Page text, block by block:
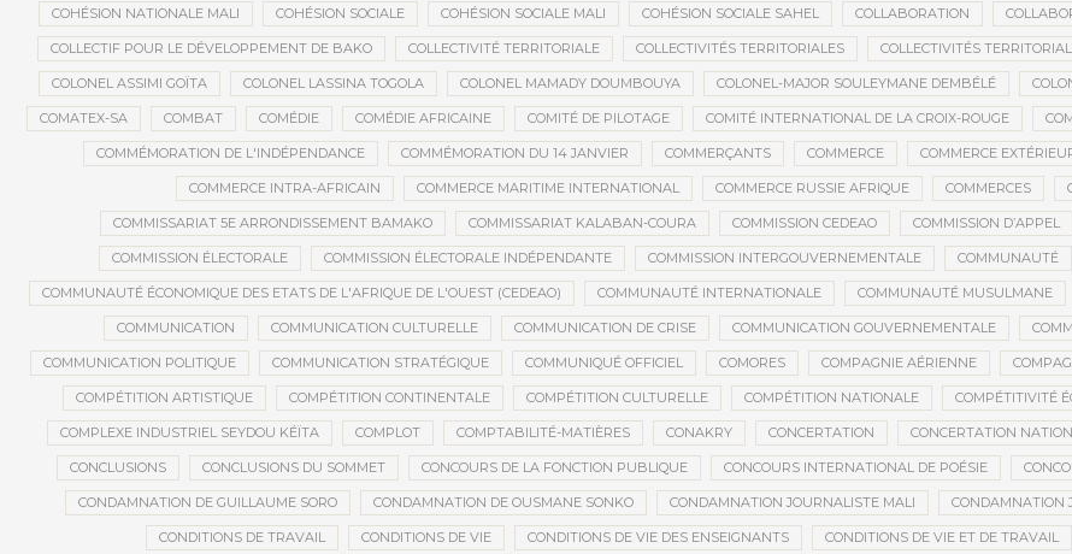
COHÉSION NATIONALE MALI COHÉSION SOCIALE COHÉSION SOCIALE MALI COHÉSION SOCIALE SAHEL COLLABORATION
COLLECTIF POUR LE DÉVELOPPEMENT DE BAKO COLLECTIVITÉ TERRITORIALE COLLECTIVITÉS TERRITORIALES COLLECTIVITÉS
COLONEL ASSIMI GOÏTA COLONEL LASSINA TOGOLA COLONEL MAMADY DOUMBOUYA COLONEL-MAJOR SOULEYMANE DEMBÉLÉ
COMATEX-SA COMBAT COMÉDIE COMÉDIE AFRICAINE COMITÉ DE PILOTAGE COMITÉ INTERNATIONAL DE LA CROIX-ROUGE
COMMÉMORATION DE L'INDÉPENDANCE COMMÉMORATION DU 14 JANVIER COMMERÇANTS COMMERCE COMMERCE
COMMERCE INTRA-AFRICAIN COMMERCE MARITIME INTERNATIONAL COMMERCE RUSSIE AFRIQUE COMMERCES
COMMISSARIAT 5E ARRONDISSEMENT BAMAKO COMMISSARIAT KALABAN-COURA COMMISSION CEDEAO COMMISSION D’APPEL
COMMISSION ÉLECTORALE COMMISSION ÉLECTORALE INDÉPENDANTE COMMISSION INTERGOUVERNEMENTALE COMMUNAUTÉ
COMMUNAUTÉ ÉCONOMIQUE DES ETATS DE L'AFRIQUE DE L'OUEST (CEDEAO) COMMUNAUTÉ INTERNATIONALE COMMUNAUTÉ MUSULMANE
COMMUNICATION COMMUNICATION CULTURELLE COMMUNICATION DE CRISE COMMUNICATION GOUVERNEMENTALE
COMMUNICATION POLITIQUE COMMUNICATION STRATÉGIQUE COMMUNIQUÉ OFFICIEL COMORES COMPAGNIE AÉRIENNE
COMPÉTITION ARTISTIQUE COMPÉTITION CONTINENTALE COMPÉTITION CULTURELLE COMPÉTITION NATIONALE COMPÉTITIVITÉ
COMPLEXE INDUSTRIEL SEYDOU KÉÏTA COMPLOT COMPTABILITÉ-MATIÈRES CONAKRY CONCERTATION CONCERTATION
CONCLUSIONS CONCLUSIONS DU SOMMET CONCOURS DE LA FONCTION PUBLIQUE CONCOURS INTERNATIONAL DE POÉSIE
CONDAMNATION DE GUILLAUME SORO CONDAMNATION DE OUSMANE SONKO CONDAMNATION JOURNALISTE MALI CONDAMNATION
CONDITIONS DE TRAVAIL CONDITIONS DE VIE CONDITIONS DE VIE DES ENSEIGNANTS CONDITIONS DE VIE ET DE TRAVAIL